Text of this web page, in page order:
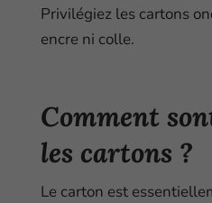
Privilégiez les cartons
encre ni colle.
Comment
les cartons ?
Le carton est